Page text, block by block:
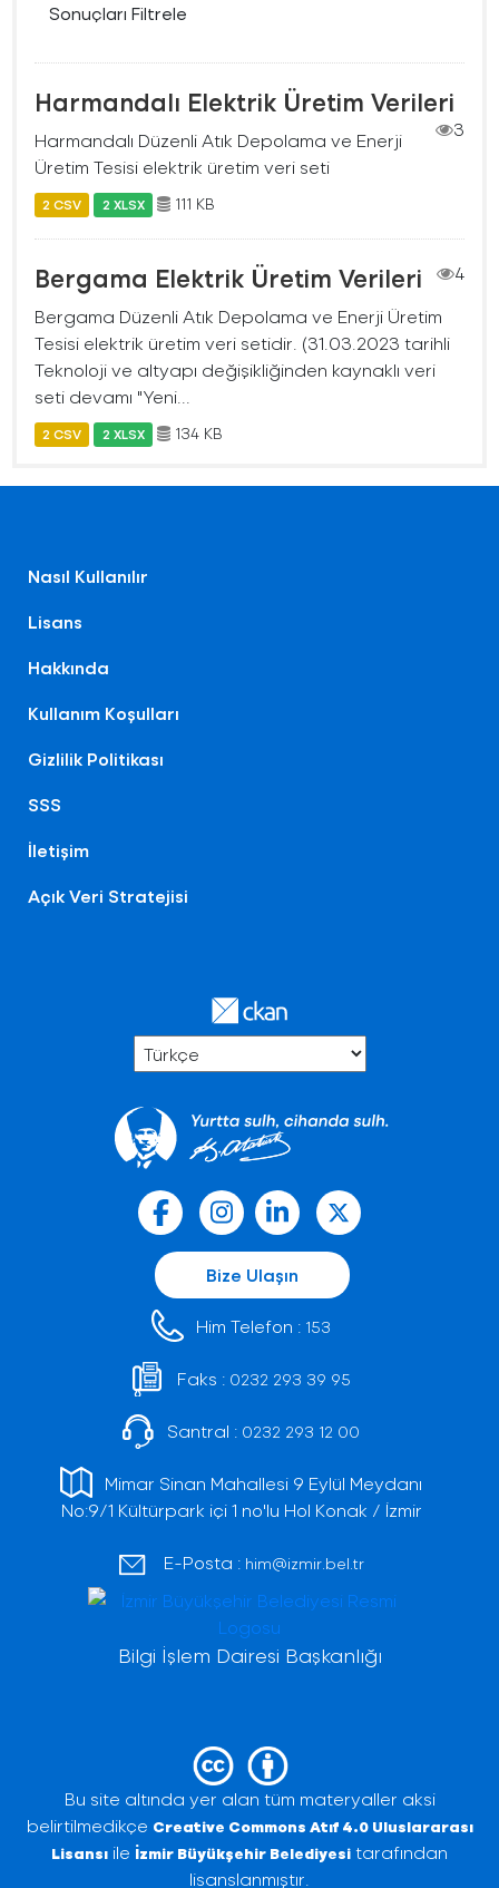
Sonuçları Filtrele
Harmandalı Elektrik Üretim Verileri
3
Harmandalı Düzenli Atık Depolama ve Enerji
Üretim Tesisi elektrik üretim veri seti
2 CSV 2 XLSX 111 KB
Bergama Elektrik Üretim Verileri
4
Bergama Düzenli Atık Depolama ve Enerji Üretim
Tesisi elektrik üretim veri setidir. (31.03.2023 tarihli
Teknoloji ve altyapı değişikliğinden kaynaklı veri
seti devamı "Yeni...
2 CSV 2 XLSX 134 KB
Nasıl Kullanılır
Lisans
Hakkında
Kullanım Koşulları
Gizlilik Politikası
SSS
İletişim
Açık Veri Stratejisi
Bize Ulaşın
Him Telefon : 153
Faks : 0232 293 39 95
Santral : 0232 293 12 00
Mimar Sinan Mahallesi 9 Eylül Meydanı
No:9/1 Kültürpark içi 1 no'lu Hol Konak / İzmir
E-Posta : him@izmir.bel.tr
Bilgi İşlem Dairesi Başkanlığı
Bu site altında yer alan tüm materyaller aksi
belirtilmedikçe Creative Commons Atıf 4.0 Uluslararası
Lisansı ile İzmir Büyükşehir Belediyesi tarafından
lisanslanmıştır.